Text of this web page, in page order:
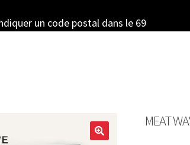
un code postal dans le 69
MEAT